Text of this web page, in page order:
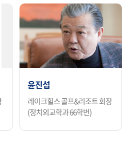
윤진섭
레이크힐스 골프&리조트 회장
(정치외교학과 66학번)